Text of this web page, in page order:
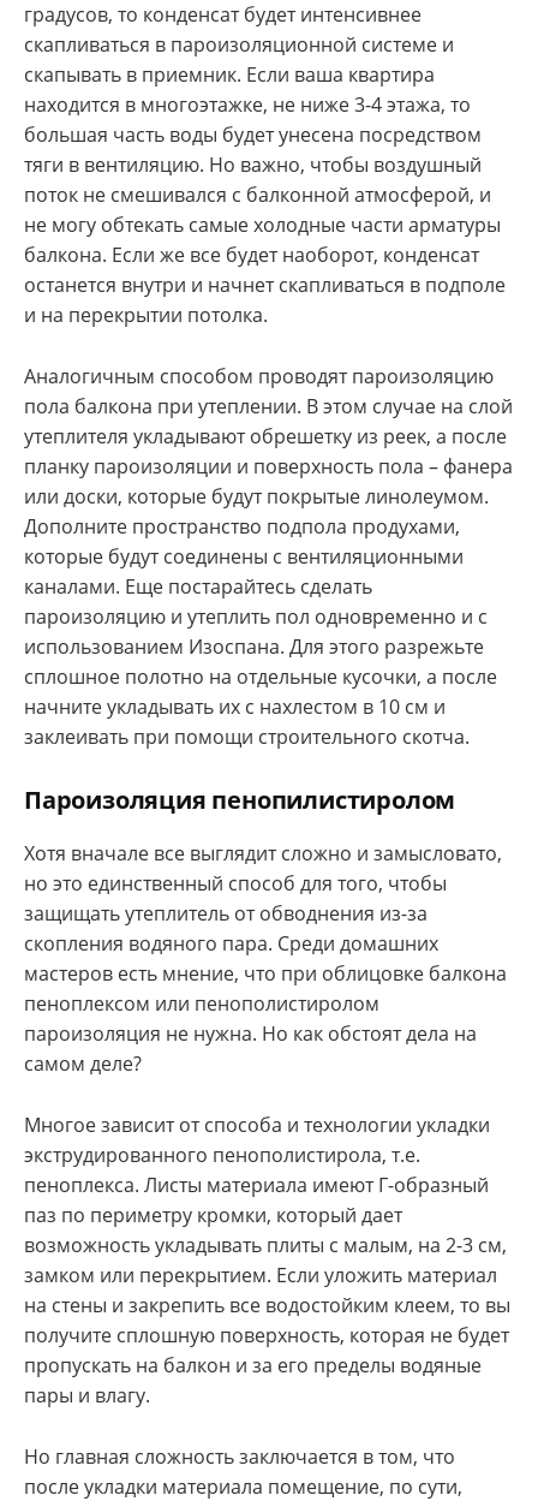
градусов, то конденсат будет интенсивнее
скапливаться в пароизоляционной системе и
скапывать в приемник. Если ваша квартира
находится в многоэтажке, не ниже 3-4 этажа, то
большая часть воды будет унесена посредством
тяги в вентиляцию. Но важно, чтобы воздушный
поток не смешивался с балконной атмосферой, и
не могу обтекать самые холодные части арматуры
балкона. Если же все будет наоборот, конденсат
останется внутри и начнет скапливаться в подполе
и на перекрытии потолка.
Аналогичным способом проводят пароизоляцию
пола балкона при утеплении. В этом случае на слой
утеплителя укладывают обрешетку из реек, а после
планку пароизоляции и поверхность пола – фанера
или доски, которые будут покрытые линолеумом.
Дополните пространство подпола продухами,
которые будут соединены с вентиляционными
каналами. Еще постарайтесь сделать
пароизоляцию и утеплить пол одновременно и с
использованием Изоспана. Для этого разрежьте
сплошное полотно на отдельные кусочки, а после
начните укладывать их с нахлестом в 10 см и
заклеивать при помощи строительного скотча.
Пароизоляция пенопилистиролом
Хотя вначале все выглядит сложно и замысловато,
но это единственный способ для того, чтобы
защищать утеплитель от обводнения из-за
скопления водяного пара. Среди домашних
мастеров есть мнение, что при облицовке балкона
пеноплексом или пенополистиролом
пароизоляция не нужна. Но как обстоят дела на
самом деле?
Многое зависит от способа и технологии укладки
экструдированного пенополистирола, т.е.
пеноплекса. Листы материала имеют Г-образный
паз по периметру кромки, который дает
возможность укладывать плиты с малым, на 2-3 см,
замком или перекрытием. Если уложить материал
на стены и закрепить все водостойким клеем, то вы
получите сплошную поверхность, которая не будет
пропускать на балкон и за его пределы водяные
пары и влагу.
Но главная сложность заключается в том, что
после укладки материала помещение, по сути,